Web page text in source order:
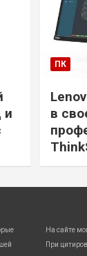
и
ПК
в
На сайте
При